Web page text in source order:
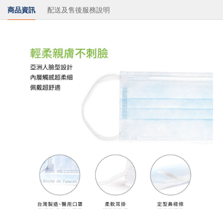
商品資訊 配送及售後服務說明